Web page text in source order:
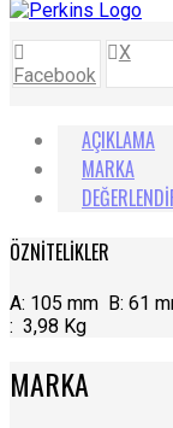
Facebook
X
AÇIKLAMA
MARKA
ÖZNİTELİKLER
A: 105 mm B: 61
: 3,98 Kg
MARKA